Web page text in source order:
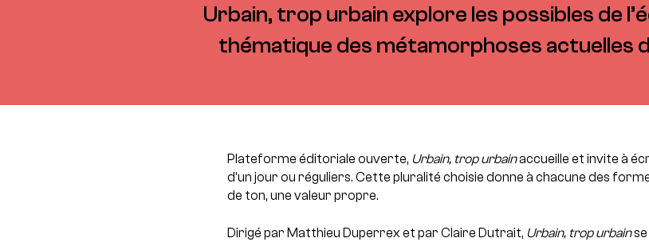
Urbain, trop urbain explore les possibles de
thématique des métamorphoses actuelles
Plateforme éditoriale ouverte, Urbain, trop urbainaccueille et invite à
d’un jour ou réguliers. Cette pluralité choisie donne à chacune des
de ton, une valeur propre.
Dirigé par Matthieu Duperrex et par Claire Dutrait, Urbain, trop urbainse